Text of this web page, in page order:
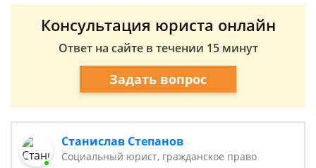
Консультация юриста онлайн
Ответ на сайте в течении 15 минут
Задать вопрос
Станислав Степанов
Социальный юрист, гражданское право